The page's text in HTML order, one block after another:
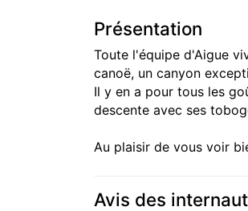
Présentation
Toute l'équipe d'Aigue
canoë, un canyon
Il y en a pour tous les
descente avec ses
Au plaisir de vous voir
Avis des